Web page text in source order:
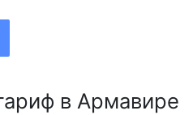
в Армавире